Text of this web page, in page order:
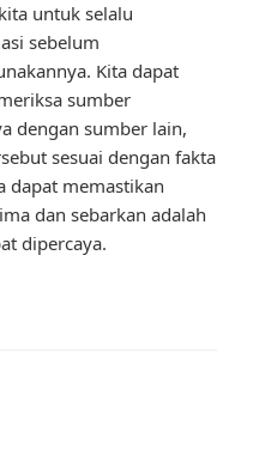
untuk selalu
sebelum
Kita dapat
sumber
dengan sumber lain,
sesuai dengan fakta
dapat memastikan
dan sebarkan adalah
dipercaya.